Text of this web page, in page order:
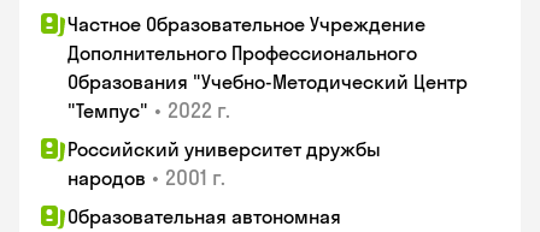
Частное Образовательное Учреждение
Дополнительного Профессионального
Образования "Учебно-Методический Центр
"Темпус" • 2022 г.
Российский университет дружбы
народов • 2001 г.
Образовательная автономная